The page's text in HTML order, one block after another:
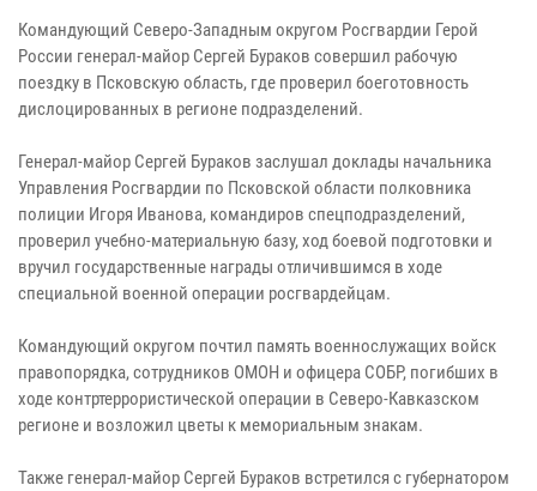
Командующий Северо-Западным округом Росгвардии Герой
России генерал-майор Сергей Бураков совершил рабочую
поездку в Псковскую область, где проверил боеготовность
дислоцированных в регионе подразделений.
Генерал-майор Сергей Бураков заслушал доклады начальника
Управления Росгвардии по Псковской области полковника
полиции Игоря Иванова, командиров спецподразделений,
проверил учебно-материальную базу, ход боевой подготовки и
вручил государственные награды отличившимся в ходе
специальной военной операции росгвардейцам.
Командующий округом почтил память военнослужащих войск
правопорядка, сотрудников ОМОН и офицера СОБР, погибших в
ходе контртеррористической операции в Северо-Кавказском
регионе и возложил цветы к мемориальным знакам.
Также генерал-майор Сергей Бураков встретился с губернатором